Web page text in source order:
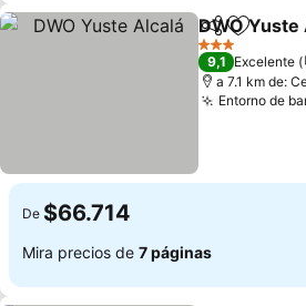
Compartir
DWO Yuste
3 Estrellas
9,1 Excelente
a 7.1 km de:
Entorno de
De $66.714
Mira precios de 7 páginas